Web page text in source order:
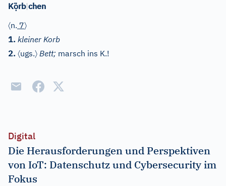
Kọ̈rb|chen
〈n. 7〉
1. kleiner Korb
2. 〈ugs.〉 Bett; marsch ins K.!
Digital
Die Herausforderungen und Perspektiven
von IoT: Datenschutz und Cybersecurity im
Fokus